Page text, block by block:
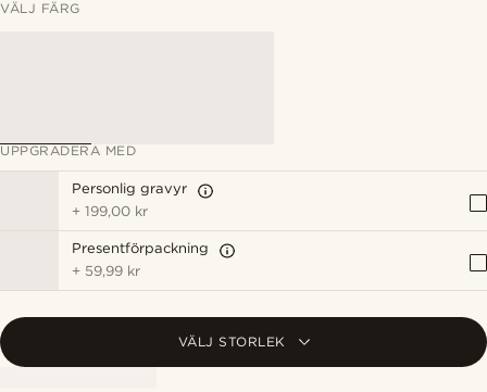
VÄLJ FÄRG
UPPGRADERA MED
Personlig gravyr
+199,00 kr
Presentförpackning
+ 59,99 kr
VÄLJ STORLEK